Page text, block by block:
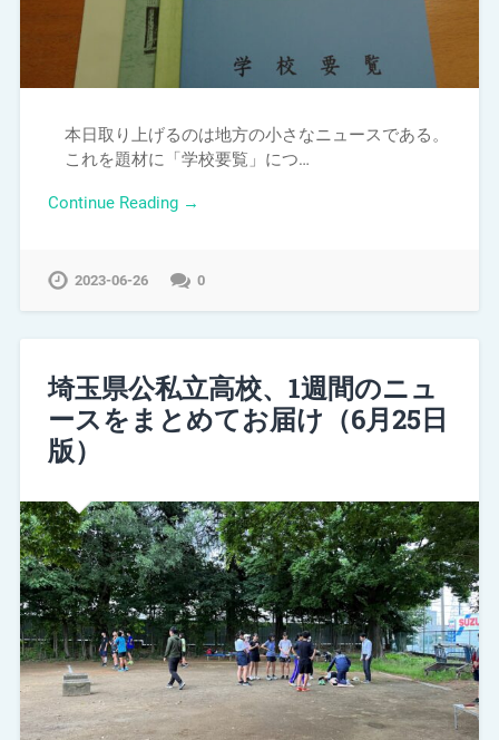
本日取り上げるのは地方の小さなニュースである。
これを題材に「学校要覧」につ…
Continue Reading →
2023-06-26 0
埼玉県公私立高校、1週間のニュ
ースをまとめてお届け（6月25日
版）